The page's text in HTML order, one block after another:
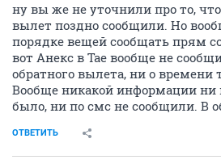
ну вы же не уточнили про то,
вылет поздно сообщили. Но
порядке вещей сообщать прям
вот Анекс в Тае вообще не
обратного вылета, ни о времени
Вообще никакой информации ни
было, ни по смс не сообщили. В
ОТВЕТИТЬ